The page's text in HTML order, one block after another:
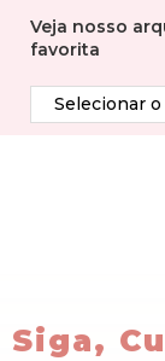
Veja nosso
favorita
Siga,